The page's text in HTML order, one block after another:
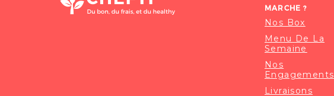
MARCHE ?
Nos Box
Menu De La
Semaine
Nos
Engagements
Livraisons